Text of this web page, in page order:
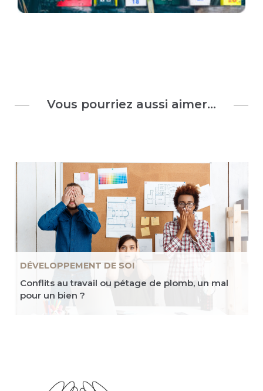
Vous pourriez aussi aimer…
DÉVELOPPEMENT DE SOI
Conflits au travail ou pétage de plomb, un mal
pour un bien ?